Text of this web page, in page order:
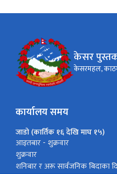
केसर
केसरमहल,
कार्यालय समय
जाडो (कार्तिक १६ देखि माघ १५)
आइतबार - शुक्रवार
शुक्रवार
शनिबार र अरू सार्वजनिक बिदाका